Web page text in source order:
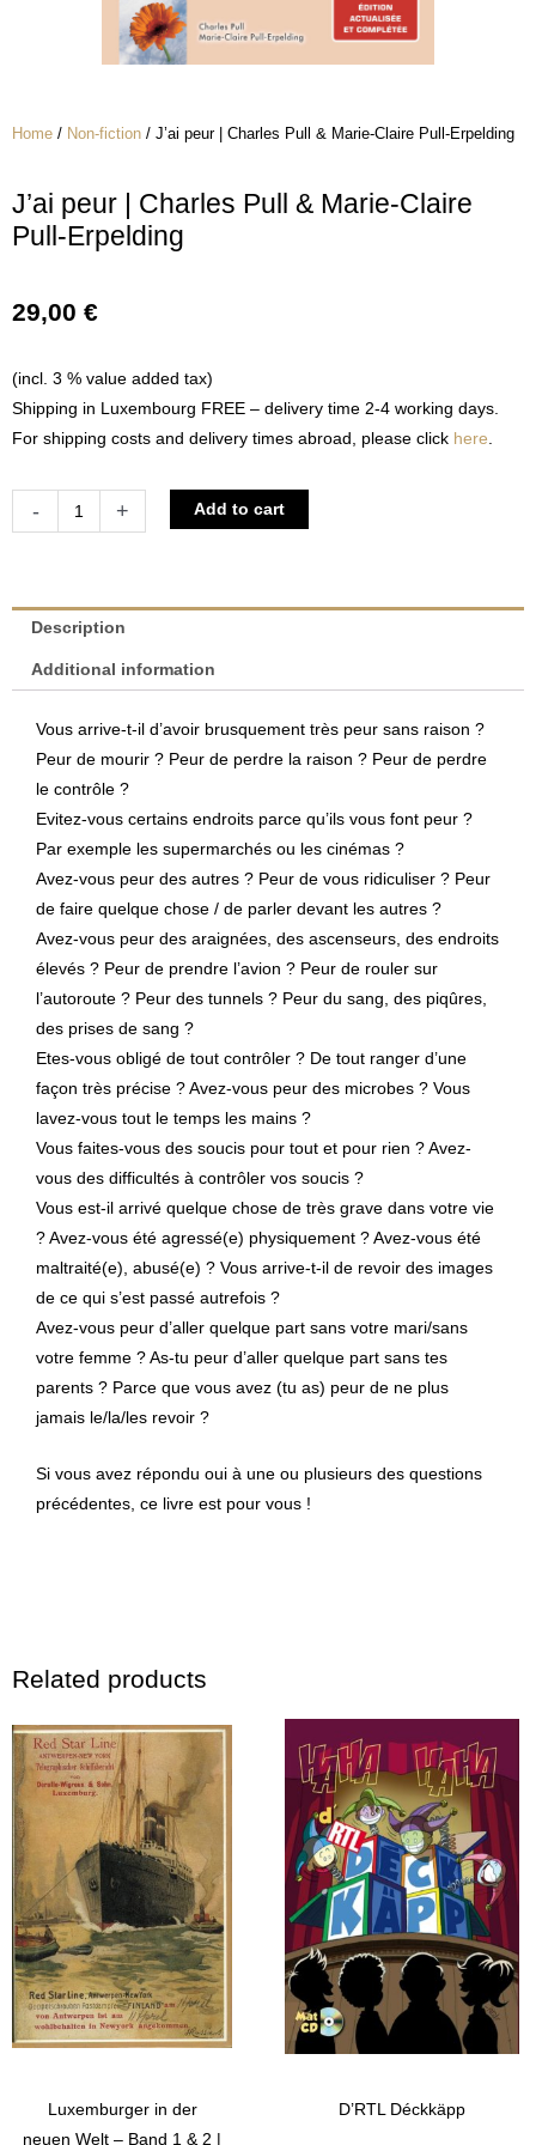
Home / Non-fiction / J’ai peur | Charles Pull & Marie-Claire Pull-Erpelding
J’ai peur | Charles Pull & Marie-Claire
Pull-Erpelding
29,00 €
(incl. 3 % value added tax)
Shipping in Luxembourg FREE – delivery time 2-4 working days.
For shipping costs and delivery times abroad, please click here.
-
J'ai
Pull
Marie-
Pull-
Erpelding
quantity
+ Add to cart
Description
Additional information
Vous arrive-t-il d’avoir brusquement très peur sans raison ?
Peur de mourir ? Peur de perdre la raison ? Peur de perdre
le contrôle ?
Evitez-vous certains endroits parce qu’ils vous font peur ?
Par exemple les supermarchés ou les cinémas ?
Avez-vous peur des autres ? Peur de vous ridiculiser ? Peur
de faire quelque chose / de parler devant les autres ?
Avez-vous peur des araignées, des ascenseurs, des endroits
élevés ? Peur de prendre l’avion ? Peur de rouler sur
l’autoroute ? Peur des tunnels ? Peur du sang, des piqûres,
des prises de sang ?
Etes-vous obligé de tout contrôler ? De tout ranger d’une
façon très précise ? Avez-vous peur des microbes ? Vous
lavez-vous tout le temps les mains ?
Vous faites-vous des soucis pour tout et pour rien ? Avez-
vous des difficultés à contrôler vos soucis ?
Vous est-il arrivé quelque chose de très grave dans votre vie
? Avez-vous été agressé(e) physiquement ? Avez-vous été
maltraité(e), abusé(e) ? Vous arrive-t-il de revoir des images
de ce qui s’est passé autrefois ?
Avez-vous peur d’aller quelque part sans votre mari/sans
votre femme ? As-tu peur d’aller quelque part sans tes
parents ? Parce que vous avez (tu as) peur de ne plus
jamais le/la/les revoir ?
Si vous avez répondu oui à une ou plusieurs des questions
précédentes, ce livre est pour vous !
Related products
Luxemburger in der
neuen Welt – Band 1 & 2 |
D’RTL Déckkäpp